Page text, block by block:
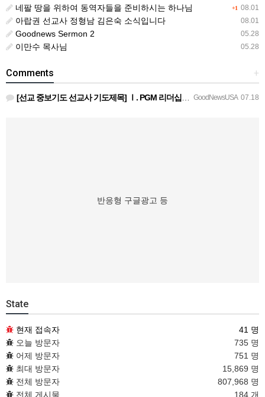
+1 08.01
네팔 땅을 위하여 동역자들을 준비하시는 하나님
08.01
아랍권 선교사 정형남 김은숙 소식입니다
05.28
Goodnews Sermon 2
05.28
이만수 목사님
+
Comments
GoodNewsUSA 07.18
[선교 중보기도 선교사 기도제목] Ⅰ. PGM 리더십을 위한 중보기도 호성기 국제대표님과 정책이사진, 본부장…
반응형 구글광고 등
State
현재 접속자
41 명
오늘 방문자
735 명
어제 방문자
751 명
최대 방문자
15,869 명
전체 방문자
807,968 명
전체 게시물
184 개